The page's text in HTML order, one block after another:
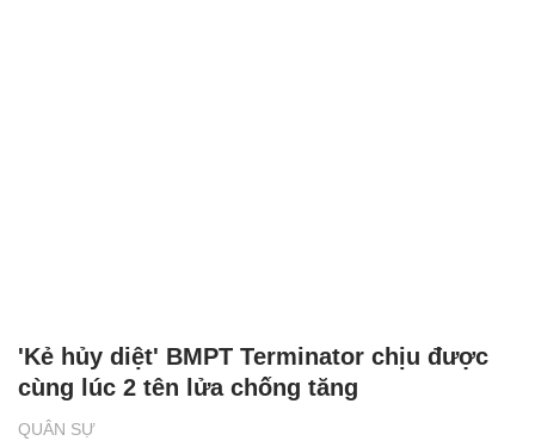
QUÂN SỰ
'Kẻ hủy diệt' BMPT Terminator chịu được
cùng lúc 2 tên lửa chống tăng